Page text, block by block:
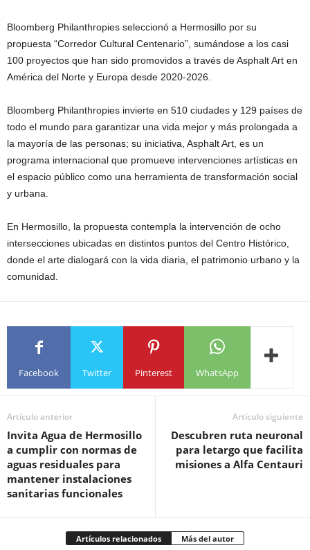
Bloomberg Philanthropies seleccionó a Hermosillo por su
propuesta “Corredor Cultural Centenario”, sumándose a los casi
100 proyectos que han sido promovidos a través de Asphalt Art en
América del Norte y Europa desde 2020-2026.
Bloomberg Philanthropies invierte en 510 ciudades y 129 países de
todo el mundo para garantizar una vida mejor y más prolongada a
la mayoría de las personas; su iniciativa, Asphalt Art, es un
programa internacional que promueve intervenciones artísticas en
el espacio público como una herramienta de transformación social
y urbana.
En Hermosillo, la propuesta contempla la intervención de ocho
intersecciones ubicadas en distintos puntos del Centro Histórico,
donde el arte dialogará con la vida diaria, el patrimonio urbano y la
comunidad.
Facebook Twitter Pinterest WhatsApp
Artículo anterior
Invita Agua de Hermosillo
a cumplir con normas de
aguas residuales para
mantener instalaciones
sanitarias funcionales
Artículo siguiente
Descubren ruta neuronal
para letargo que facilita
misiones a Alfa Centauri
Artículos relacionados Más del autor